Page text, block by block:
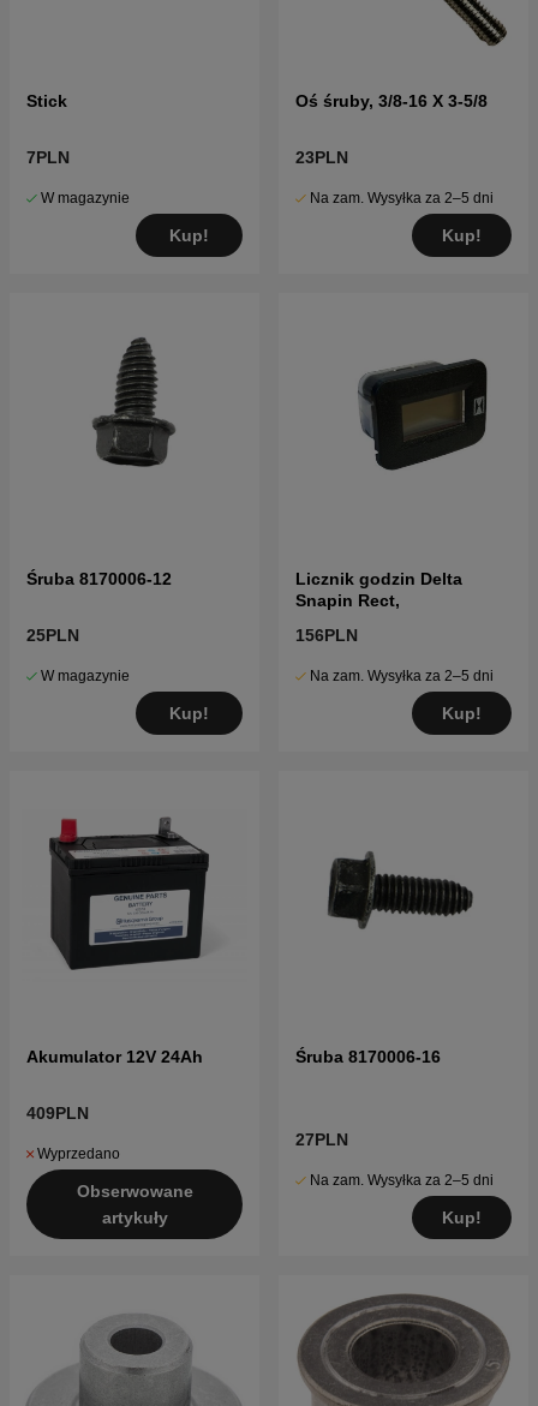
Stick
7PLN
W magazynie
Kup!
Oś śruby, 3/8-16 X 3-5/8
23PLN
Na zam. Wysyłka za 2–5 dni
Kup!
Śruba 8170006-12
25PLN
W magazynie
Kup!
Licznik godzin Delta
Snapin Rect,
156PLN
Na zam. Wysyłka za 2–5 dni
Kup!
Akumulator 12V 24Ah
409PLN
Wyprzedano
Obserwowane
artykuły
Śruba 8170006-16
27PLN
Na zam. Wysyłka za 2–5 dni
Kup!